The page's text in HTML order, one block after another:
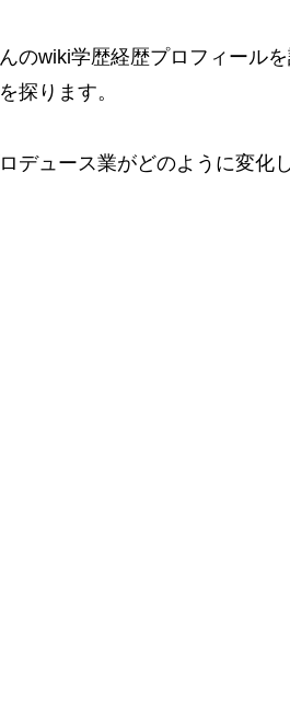
のwiki学歴経歴プロフィール
探ります。
デュース業がどのように変化